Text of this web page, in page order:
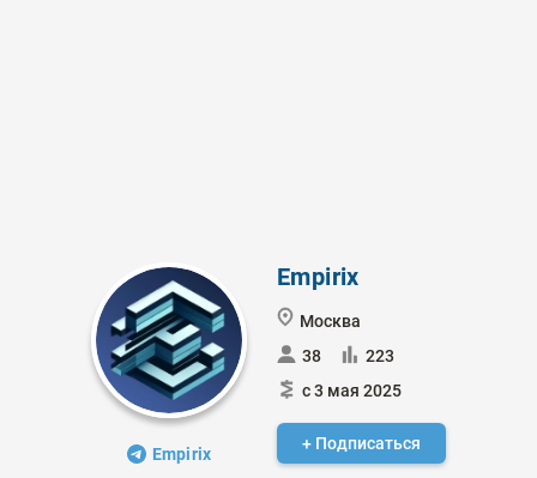
Empirix
Empirix
Москва
38
223
с 3 мая 2025
+ Подписаться